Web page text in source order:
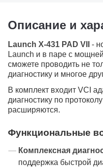
Описание и
Launch X-431 PAD VII
-
Launch и в паре с
сможете проводить не
диагностику и многое
В комплект входит VCI
диагностику по
расширяются.
Функциональные
Комплексная
поддержка быстрой